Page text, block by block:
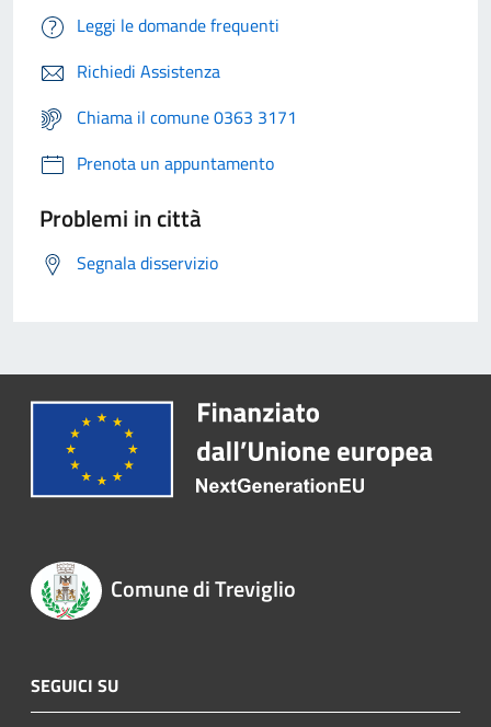
Leggi le domande frequenti
Richiedi Assistenza
Chiama il comune 0363 3171
Prenota un appuntamento
Problemi in città
Segnala disservizio
Comune di Treviglio
SEGUICI SU